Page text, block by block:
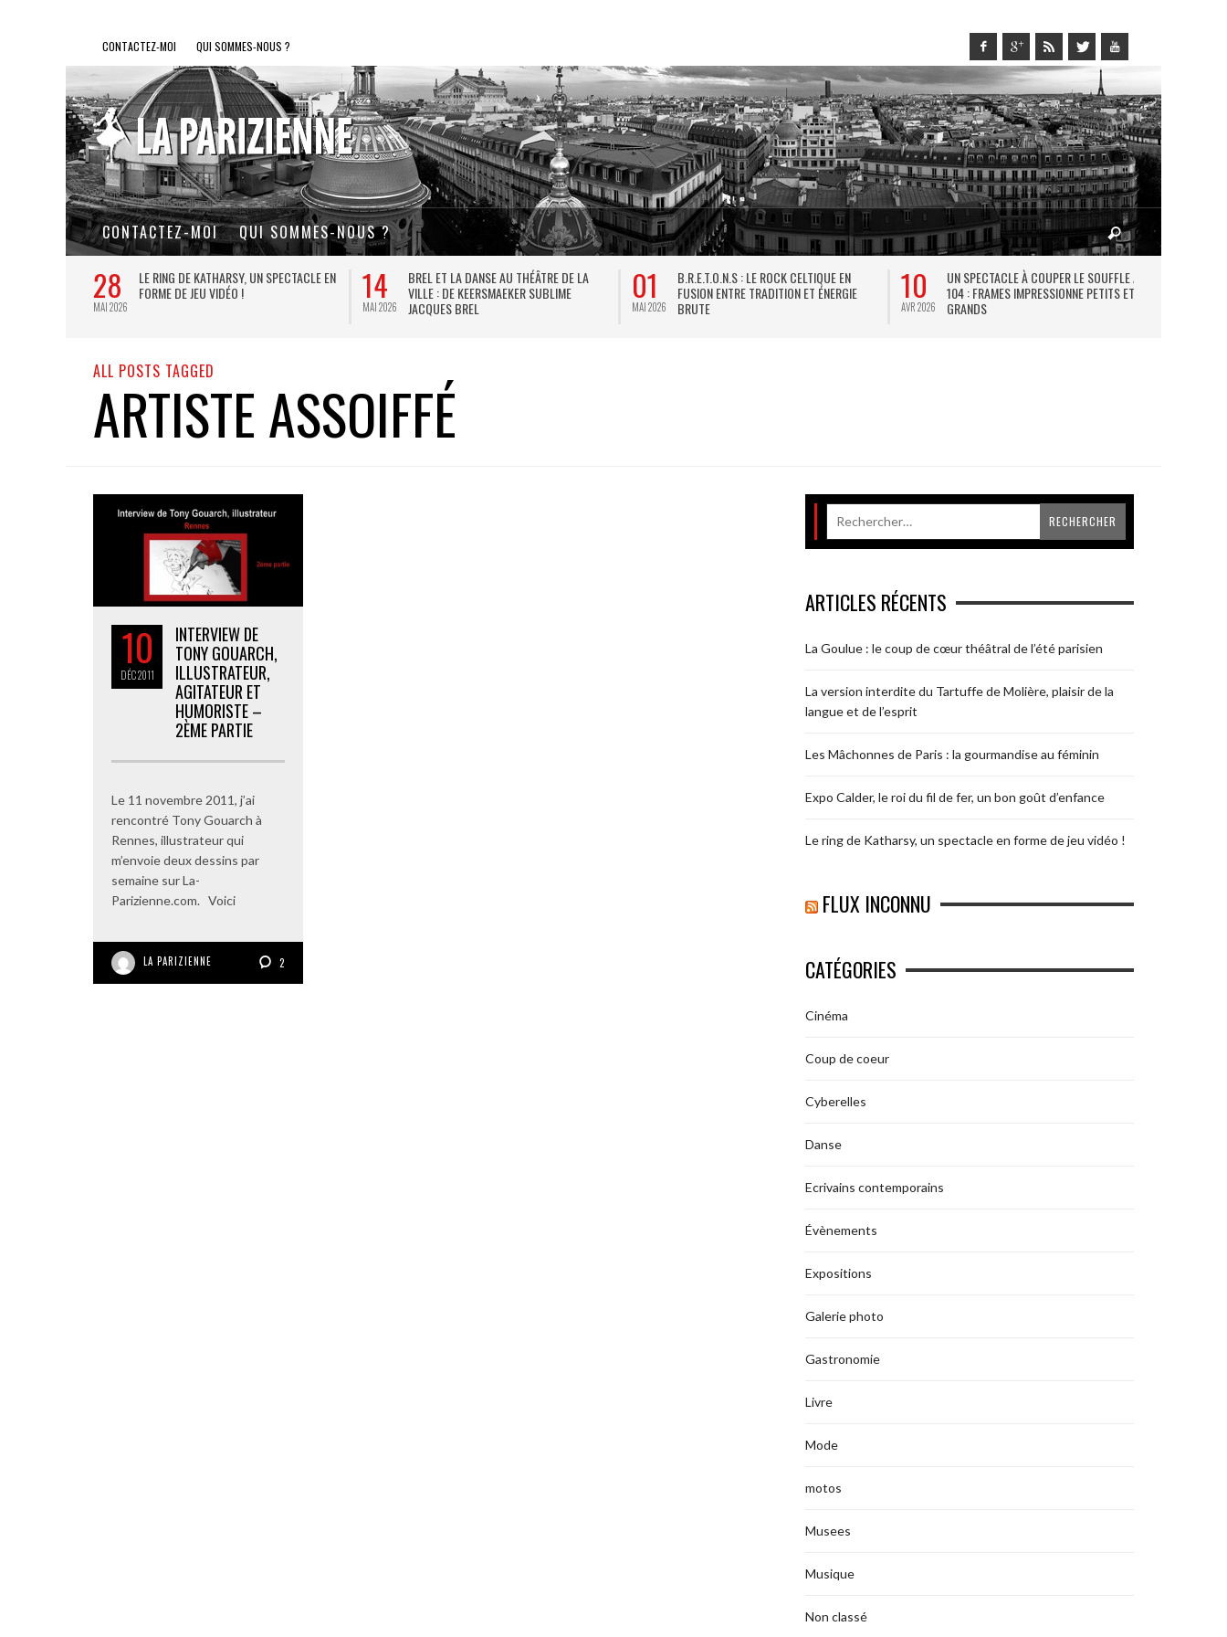
CONTACTEZ-MOI QUI SOMMES-NOUS ?
CONTACTEZ-MOI QUI SOMMES-NOUS ?
28
MAI 2026
LE RING DE KATHARSY, UN SPECTACLE EN
FORME DE JEU VIDÉO !
14
MAI 2026
BREL ET LA DANSE AU THÉÂTRE DE LA
VILLE : DE KEERSMAEKER SUBLIME
JACQUES BREL
01
MAI 2026
B.R.E.T.O.N.S : LE ROCK CELTIQUE EN
FUSION ENTRE TRADITION ET ÉNERGIE
BRUTE
10
AVR 2026
UN SPECTACLE À COUPER LE SOUFFLE AU
104 : FRAMES IMPRESSIONNE PETITS ET
GRANDS
ALL POSTS TAGGED
ARTISTE ASSOIFFÉ
10
DÉC2011
INTERVIEW DE
TONY GOUARCH,
ILLUSTRATEUR,
AGITATEUR ET
HUMORISTE –
2ÈME PARTIE
Le 11 novembre 2011, j’ai
rencontré Tony Gouarch à
Rennes, illustrateur qui
m’envoie deux dessins par
semaine sur La-
Parizienne.com. Voici
LA PARIZIENNE 2
ARTICLES RÉCENTS
La Goulue : le coup de cœur théâtral de l’été parisien
La version interdite du Tartuffe de Molière, plaisir de la
langue et de l’esprit
Les Mâchonnes de Paris : la gourmandise au féminin
Expo Calder, le roi du fil de fer, un bon goût d’enfance
Le ring de Katharsy, un spectacle en forme de jeu vidéo !
FLUX INCONNU
CATÉGORIES
Cinéma
Coup de coeur
Cyberelles
Danse
Ecrivains contemporains
Évènements
Expositions
Galerie photo
Gastronomie
Livre
Mode
motos
Musees
Musique
Non classé